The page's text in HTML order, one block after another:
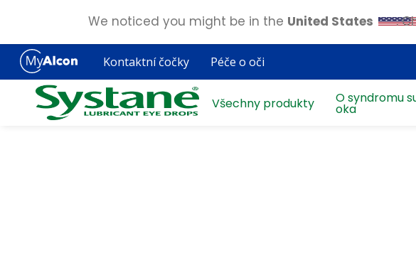
Skip
main
content
Kontaktní čočky Péče o oči
Všechny produkty O syndromu
oka
We noticed you might be in the United States .